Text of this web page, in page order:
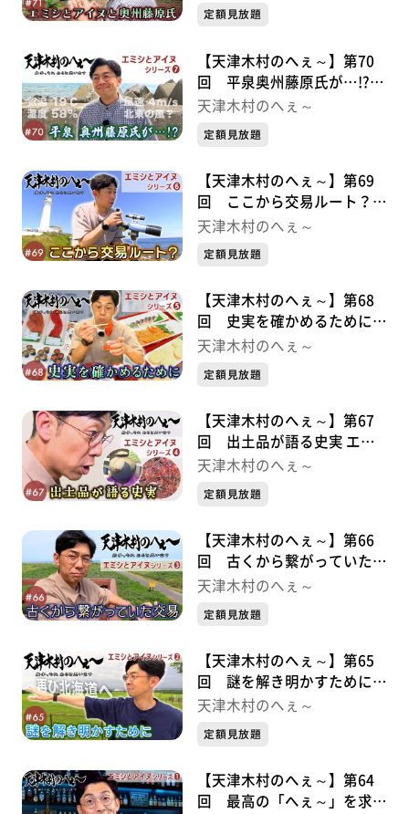
定額見放題
【天津木村のへぇ～】第70
回 平泉奥州藤原氏が…!?エ
ミシとアイヌシリーズ➆
天津木村のへぇ～
定額見放題
【天津木村のへぇ～】第69
回 ここから交易ルート？
エミシとアイヌシリーズ⑥
天津木村のへぇ～
定額見放題
【天津木村のへぇ～】第68
回 史実を確かめるために
エミシとアイヌシリーズ⑤
天津木村のへぇ～
定額見放題
【天津木村のへぇ～】第67
回 出土品が語る史実 エミ
シとアイヌシリーズ➃
天津木村のへぇ～
定額見放題
【天津木村のへぇ～】第66
回 古くから繋がっていた交
易 エミシとアイヌシリーズ
天津木村のへぇ～
定額見放題
【天津木村のへぇ～】第65
回 謎を解き明かすために
エミシとアイヌシリーズ②
天津木村のへぇ～
定額見放題
【天津木村のへぇ～】第64
回 最高の「へぇ～」を求め